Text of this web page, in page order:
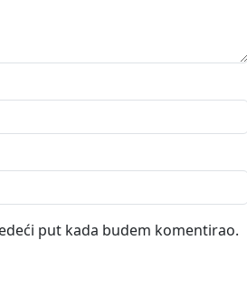
put kada budem komentirao.